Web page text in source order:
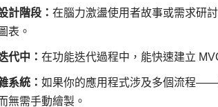
計階段： 在腦力激盪使用者故事或需求研
表。
代中： 在功能迭代過程中，能快速建立
系統： 如果你的應用程式涉及多個流程
無需手動繪製。